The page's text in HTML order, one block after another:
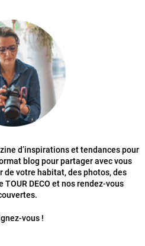
d’inspirations et tendances pour
blog pour partager avec vous
de votre habitat, des photos, des
DECO et nos rendez-vous
vous !